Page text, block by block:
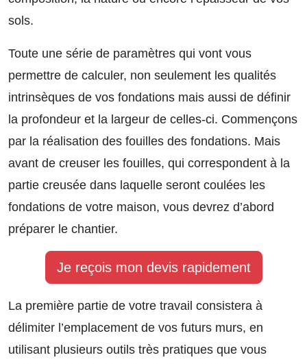
sols.
Toute une série de paramètres qui vont vous
permettre de calculer, non seulement les qualités
intrinsèques de vos fondations mais aussi de définir
la profondeur et la largeur de celles-ci. Commençons
par la réalisation des fouilles des fondations. Mais
avant de creuser les fouilles, qui correspondent à la
partie creusée dans laquelle seront coulées les
fondations de votre maison, vous devrez d’abord
préparer le chantier.
Je reçois mon devis rapidement
La première partie de votre travail consistera à
délimiter l’emplacement de vos futurs murs, en
utilisant plusieurs outils très pratiques que vous